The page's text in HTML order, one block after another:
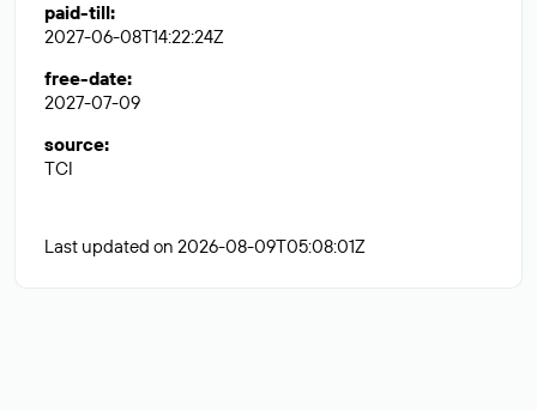
paid-till:
2027-06-08T14:22:24Z
free-date:
2027-07-09
source:
TCI
Last updated on 2026-08-09T05:08:01Z